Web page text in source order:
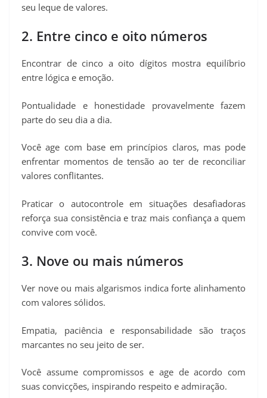
seu leque de valores.
2. Entre cinco e oito números
Encontrar de cinco a oito dígitos mostra equilíbrio
entre lógica e emoção.
Pontualidade e honestidade provavelmente fazem
parte do seu dia a dia.
Você age com base em princípios claros, mas pode
enfrentar momentos de tensão ao ter de reconciliar
valores conflitantes.
Praticar o autocontrole em situações desafiadoras
reforça sua consistência e traz mais confiança a quem
convive com você.
3. Nove ou mais números
Ver nove ou mais algarismos indica forte alinhamento
com valores sólidos.
Empatia, paciência e responsabilidade são traços
marcantes no seu jeito de ser.
Você assume compromissos e age de acordo com
suas convicções, inspirando respeito e admiração.